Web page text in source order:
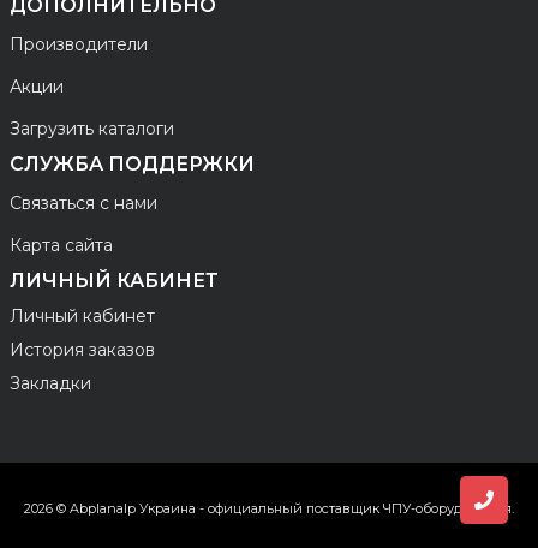
ДОПОЛНИТЕЛЬНО
Производители
Акции
Загрузить каталоги
СЛУЖБА ПОДДЕРЖКИ
Связаться с нами
Карта сайта
ЛИЧНЫЙ КАБИНЕТ
Личный кабинет
История заказов
Закладки
2026 © Abplanalp Украина - официальный поставщик ЧПУ-оборудования.